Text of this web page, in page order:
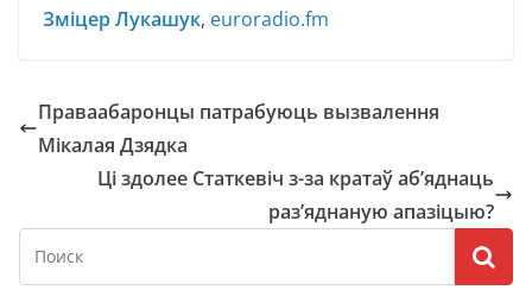
Зміцер Лукашук, euroradio.fm
Праваабаронцы патрабуюць вызвалення
Мікалая Дзядка
Ці здолее Статкевіч з-за кратаў аб’яднаць
раз’яднаную апазіцыю?